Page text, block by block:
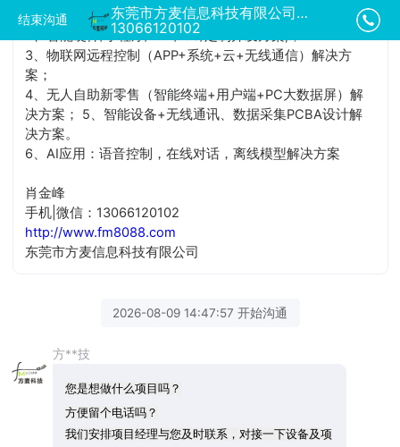
结束沟通
东莞市方麦信息科技有限公司正在为您服务
13066120102
1、共享经济模式（共享租赁）系统整套解决方案；
2、智能硬件/小程序/APP/IOS/定制开发方案;；
3、物联网远程控制（APP+系统+云+无线通信）解决方
案；
4、无人自助新零售（智能终端+用户端+PC大数据屏）解
决方案； 5、智能设备+无线通讯、数据采集PCBA设计解
决方案。
6、AI应用：语音控制，在线对话，离线模型解决方案
肖金峰
手机|微信：13066120102
http://www.fm8088.com
东莞市方麦信息科技有限公司
2026-08-09 14:47:57 开始沟通
方**技
您是想做什么项目吗？
方便留个电话吗？
我们安排项目经理与您及时联系，对接一下设备及项